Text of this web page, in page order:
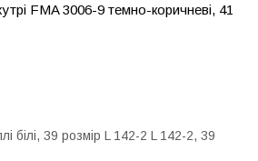
хутрі FMA 3006-9 темно-коричневі, 41